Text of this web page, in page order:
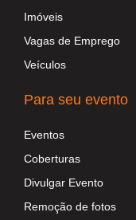
Imóveis
Vagas de Emprego
Veículos
Para seu evento
Eventos
Coberturas
Divulgar Evento
Remoção de fotos